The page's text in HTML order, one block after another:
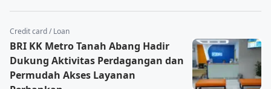
Credit card / Loan
BRI KK Metro Tanah Abang Hadir
Dukung Aktivitas Perdagangan dan
Permudah Akses Layanan